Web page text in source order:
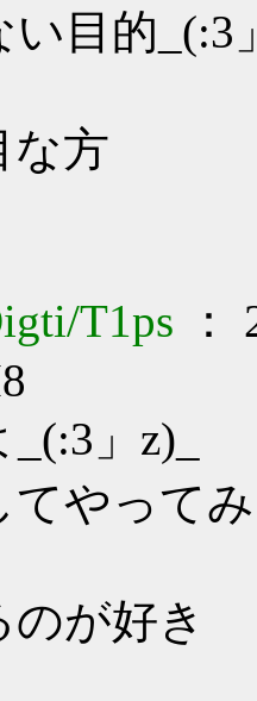
目的_(:3
な方
T1ps ：
」z)_
てやって
が好き